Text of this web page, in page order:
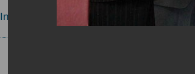
Invited Speakers